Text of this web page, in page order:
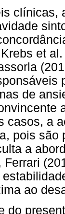
clínicas,
et
de
casos, a
pois
a
Ferrari
ao
do